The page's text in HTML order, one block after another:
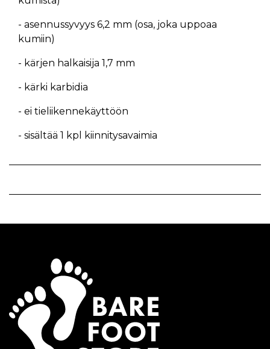
- asennussyvyys 6,2 mm (osa, joka uppoaa
kumiin)
- kärjen halkaisija 1,7 mm
- kärki karbidia
- ei tieliikennekäyttöön
- sisältää 1 kpl kiinnitysavaimia